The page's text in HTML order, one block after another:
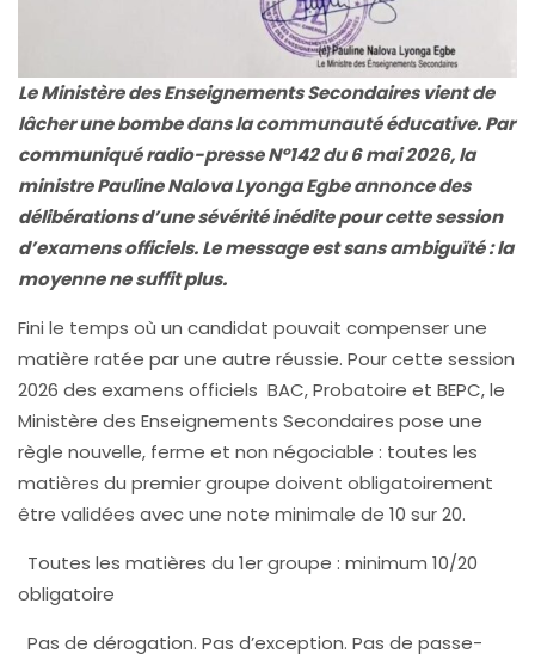
Le Ministère des Enseignements Secondaires vient de
lâcher une bombe dans la communauté éducative. Par
communiqué radio-presse N°142 du 6 mai 2026, la
ministre Pauline Nalova Lyonga Egbe annonce des
délibérations d’une sévérité inédite pour cette session
d’examens officiels. Le message est sans ambiguïté : la
moyenne ne suffit plus.
Fini le temps où un candidat pouvait compenser une
matière ratée par une autre réussie. Pour cette session
2026 des examens officiels BAC, Probatoire et BEPC, le
Ministère des Enseignements Secondaires pose une
règle nouvelle, ferme et non négociable : toutes les
matières du premier groupe doivent obligatoirement
être validées avec une note minimale de 10 sur 20.
Toutes les matières du 1er groupe : minimum 10/20
obligatoire
Pas de dérogation. Pas d’exception. Pas de passe-